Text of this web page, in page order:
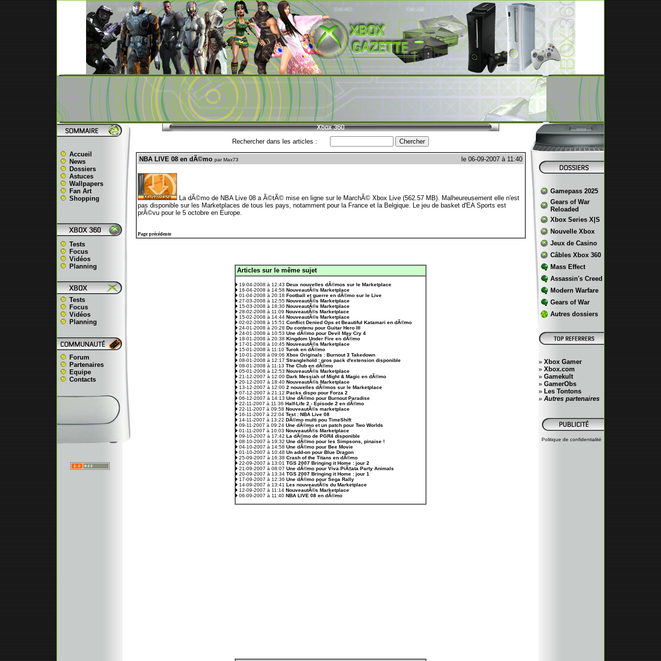
Accueil
News
Dossiers
Astuces
Wallpapers
Fan Art
Shopping
Tests
Focus
Vidéos
Planning
Tests
Focus
Vidéos
Planning
Forum
Partenaires
Equipe
Contacts
Rechercher dans les articles :
NBA LIVE 08 en dÃ©mo par Max73 le 06-09-2007 à 11:40
La dÃ©mo de NBA Live 08 a Ã©tÃ© mise en ligne sur le MarchÃ© Xbox Live (562.57 MB). Malheureusement elle n'est
pas disponible sur les Marketplaces de tous les pays, notamment pour la France et la Belgique. Le jeu de basket d'EA Sports est
prÃ©vu pour le 5 octobre en Europe.
Page précédente
Articles sur le même sujet
19-04-2008 à 12:43 Deux nouvelles dÃ©mos sur le Marketplace
16-04-2008 à 14:58 NouveautÃ©s Marketplace
01-04-2008 à 20:18 Football et guerre en dÃ©mo sur le Live
27-03-2008 à 12:55 NouveautÃ©s Marketplace
15-03-2008 à 18:30 NouveautÃ©s Marketplace
28-02-2008 à 11:09 NouveautÃ©s Marketplace
15-02-2008 à 14:44 NouveautÃ©s Marketplace
02-02-2008 à 15:51 Conflict Denied Ops et Beautiful Katamari en dÃ©mo
24-01-2008 à 20:28 Du contenu pour Guitar Hero III
24-01-2008 à 10:53 Une dÃ©mo pour Devil May Cry 4
18-01-2008 à 20:38 Kingdom Under Fire en dÃ©mo
17-01-2008 à 10:45 NouveautÃ©s Marketplace
15-01-2008 à 11:10 Turok en dÃ©mo
10-01-2008 à 09:06 Xbox Originals : Burnout 3 Takedown
08-01-2008 à 12:17 Stranglehold : gros pack d'extension disponible
08-01-2008 à 11:13 The Club en dÃ©mo
05-01-2008 à 12:53 NouveautÃ©s Marketplace
21-12-2007 à 12:00 Dark Messiah of Might & Magic en dÃ©mo
20-12-2007 à 18:40 NouveautÃ©s Marketplace
13-12-2007 à 12:00 2 nouvelles dÃ©mos sur le Marketplace
07-12-2007 à 21:12 Packs dispo pour Forza 2
06-12-2007 à 14:13 Une dÃ©mo pour Burnout Paradise
22-11-2007 à 11:36 Half-Life 2 - Episode 2 en dÃ©mo
22-11-2007 à 09:58 NouveautÃ©s marketplace
16-11-2007 à 22:04 Test : NBA Live 08
14-11-2007 à 13:22 DÃ©mo multi pou TimeShift
09-11-2007 à 09:24 Une dÃ©mo et un patch pour Two Worlds
01-11-2007 à 10:03 NouveautÃ©s Marketplace
09-10-2007 à 17:42 La dÃ©mo de PGR4 disponible
08-10-2007 à 19:32 Une dÃ©mo pour les Simpsons, pinaise !
04-10-2007 à 14:58 Une dÃ©mo pour Bee Movie
01-10-2007 à 10:48 Un add-on pour Blue Dragon
25-09-2007 à 16:38 Crash of the Titans en dÃ©mo
22-09-2007 à 13:01 TGS 2007 Bringing it Home : jour 2
21-09-2007 à 08:07 Une dÃ©mo pour Viva PiÃ±ata Party Animals
20-09-2007 à 13:34 TGS 2007 Bringing it Home : jour 1
17-09-2007 à 12:36 Une dÃ©mo pour Sega Rally
14-09-2007 à 13:41 Les nouveautÃ©s du Marketplace
12-09-2007 à 11:14 NouveautÃ©s Marketplace
06-09-2007 à 11:40 NBA LIVE 08 en dÃ©mo
Gamepass 2025
Gears of War
Reloaded
Xbox Series X|S
Nouvelle Xbox
Jeux de Casino
Câbles Xbox 360
Mass Effect
Assassin's Creed
Modern Warfare
Gears of War
Autres dossiers
» Xbox Gamer
» Xbox.com
» Gamekult
» GamerObs
» Les Tontons
» Autres partenaires
Politique de confidentialité